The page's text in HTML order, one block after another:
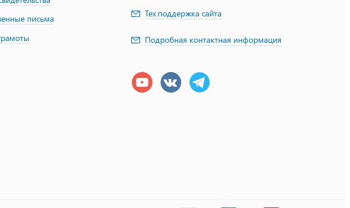
письма
Тех.поддержка сайта
Подробная контактная информация